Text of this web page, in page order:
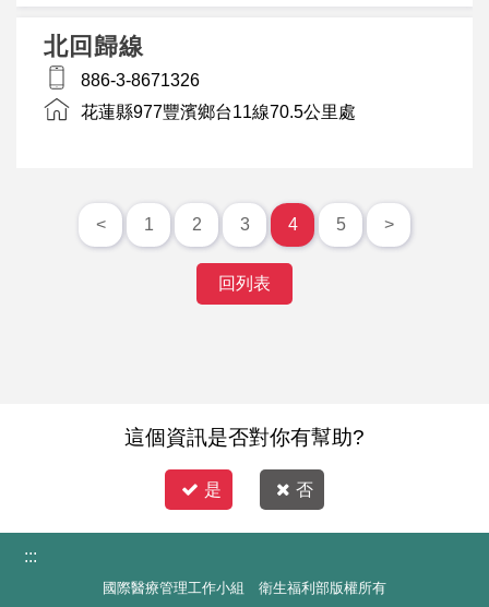
北回歸線
886-3-8671326
花蓮縣977豐濱鄉台11線70.5公里處
< 1 2 3 4 5 >
回列表
這個資訊是否對你有幫助?
是 否
:::
國際醫療管理工作小組 衛生福利部版權所有